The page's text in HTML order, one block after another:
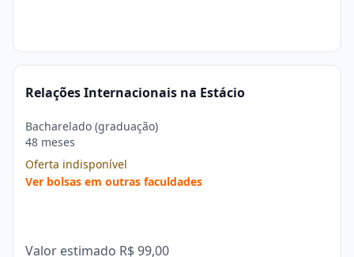
Relações Internacionais na Estácio
Bacharelado (graduação)
48 meses
Oferta indisponível
Ver bolsas em outras faculdades
Valor estimado R$ 99,00